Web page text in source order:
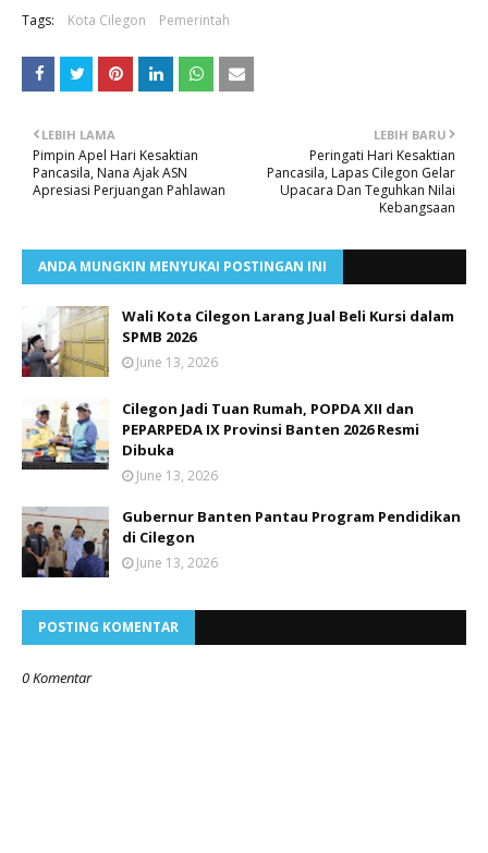
Tags: Kota Cilegon Pemerintah
LEBIH BARU
Peringati Hari Kesaktian
Pancasila, Lapas Cilegon Gelar
Upacara Dan Teguhkan Nilai
Kebangsaan
LEBIH LAMA
Pimpin Apel Hari Kesaktian
Pancasila, Nana Ajak ASN
Apresiasi Perjuangan Pahlawan
ANDA MUNGKIN MENYUKAI POSTINGAN INI
Wali Kota Cilegon Larang Jual Beli Kursi dalam
SPMB 2026
June 13, 2026
Cilegon Jadi Tuan Rumah, POPDA XII dan
PEPARPEDA IX Provinsi Banten 2026 Resmi
Dibuka
June 13, 2026
Gubernur Banten Pantau Program Pendidikan
di Cilegon
June 13, 2026
POSTING KOMENTAR
0 Komentar